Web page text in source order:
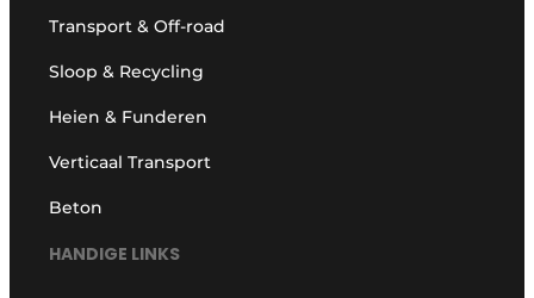
Transport & Off-road
Sloop & Recycling
Heien & Funderen
Verticaal Transport
Beton
HANDIGE LINKS